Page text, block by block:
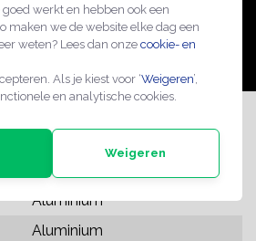
werkt en hebben ook een
maken we de website elke dag een
weten? Lees dan onze cookie- en
Als je kiest voor ‘Weigeren’,
en analytische cookies.
Weigeren
1 stuk
Aluminium
Aluminium